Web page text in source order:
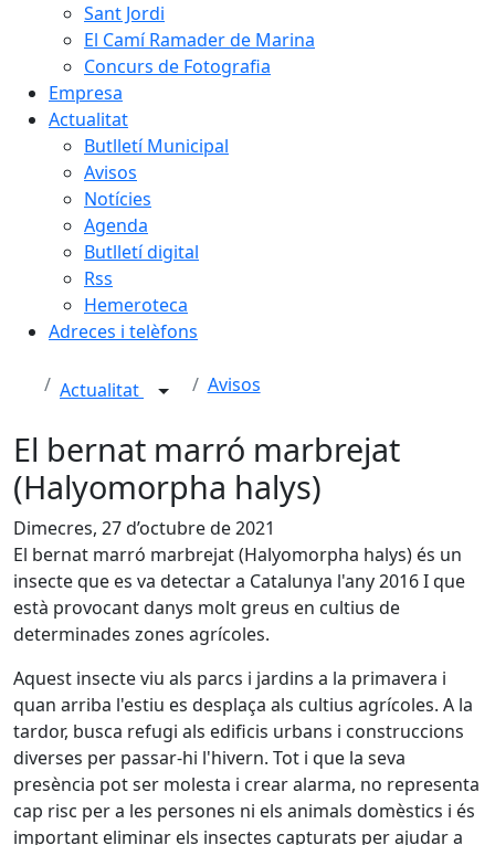
Sant Jordi
El Camí Ramader de Marina
Concurs de Fotografia
Empresa
Actualitat
Butlletí Municipal
Avisos
Notícies
Agenda
Butlletí digital
Rss
Hemeroteca
Adreces i telèfons
Actualitat Avisos
El bernat marró marbrejat
(Halyomorpha halys)
Dimecres, 27 d’octubre de 2021
El bernat marró marbrejat (Halyomorpha halys) és un
insecte que es va detectar a Catalunya l'any 2016 I que
està provocant danys molt greus en cultius de
determinades zones agrícoles.
Aquest insecte viu als parcs i jardins a la primavera i
quan arriba l'estiu es desplaça als cultius agrícoles. A la
tardor, busca refugi als edificis urbans i construccions
diverses per passar-hi l'hivern. Tot i que la seva
presència pot ser molesta i crear alarma, no representa
cap risc per a les persones ni els animals domèstics i és
important eliminar els insectes capturats per ajudar a